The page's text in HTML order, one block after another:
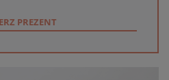
PREZENT